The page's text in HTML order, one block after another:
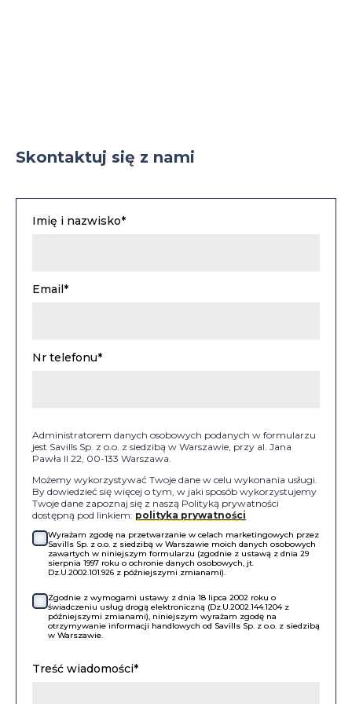
Skontaktuj się z nami
Imię i nazwisko*
Email*
Nr telefonu*
Administratorem danych osobowych podanych w formularzu
jest Savills Sp. z o.o. z siedzibą w Warszawie, przy al. Jana
Pawła II 22, 00-133 Warszawa.
Możemy wykorzystywać Twoje dane w celu wykonania usługi.
By dowiedzieć się więcej o tym, w jaki sposób wykorzystujemy
Twoje dane zapoznaj się z naszą Polityką prywatności
dostępną pod linkiem: polityka prywatności
Wyrażam zgodę na przetwarzanie w celach marketingowych przez
Savills Sp. z o.o. z siedzibą w Warszawie moich danych osobowych
zawartych w niniejszym formularzu (zgodnie z ustawą z dnia 29
sierpnia 1997 roku o ochronie danych osobowych, jt.
Dz.U.2002.101.926 z późniejszymi zmianami).
Zgodnie z wymogami ustawy z dnia 18 lipca 2002 roku o
świadczeniu usług drogą elektroniczną (Dz.U.2002.144.1204 z
późniejszymi zmianami), niniejszym wyrażam zgodę na
otrzymywanie informacji handlowych od Savills Sp. z o.o. z siedzibą
w Warszawie.
Treść wiadomości*